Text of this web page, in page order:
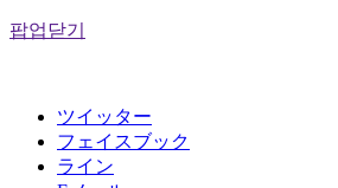
팝업닫기
ツイッター
フェイスブック
ライン